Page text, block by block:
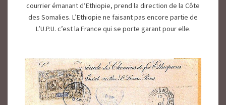
courrier émanant d’Ethiopie, prend la direction de la Côte
des Somalies. L’Ethiopie ne faisant pas encore partie de
L’U.P.U. c’est la France qui se porte garant pour elle.